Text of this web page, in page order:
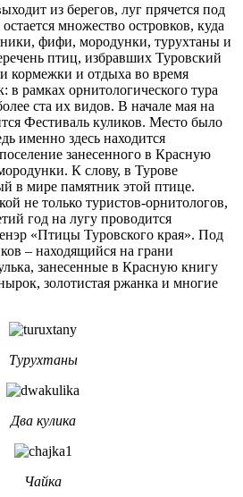
из берегов, луг прячется под
множество островков, куда
фифи, мородунки, турухтаны и
птиц, избравших Туровский
кормежки и отдыха во время
в рамках орнитологического тура
ста их видов. В начале мая на
Фестиваль куликов. Место было
именно здесь находится
занесенного в Красную
К слову, в Турове
в мире памятник этой птице.
не только туристов-орнитологов,
год на лугу проводится
«Птицы Туровского края». Под
– находящийся на грани
занесенные в Красную книгу
золотистая ржанка и многие
Турухтаны
Два кулика
Чайка